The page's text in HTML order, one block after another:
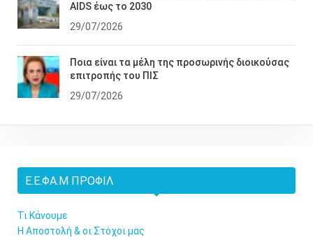
AIDS έως το 2030
29/07/2026
Ποια είναι τα μέλη της προσωρινής διοικούσας
επιτροπής του ΠΙΣ
29/07/2026
Ε.Ε.ΦΑ.Μ ΠΡΟΦΊΛ
Τι Κάνουμε
Η Αποστολή & οι Στόχοι μας